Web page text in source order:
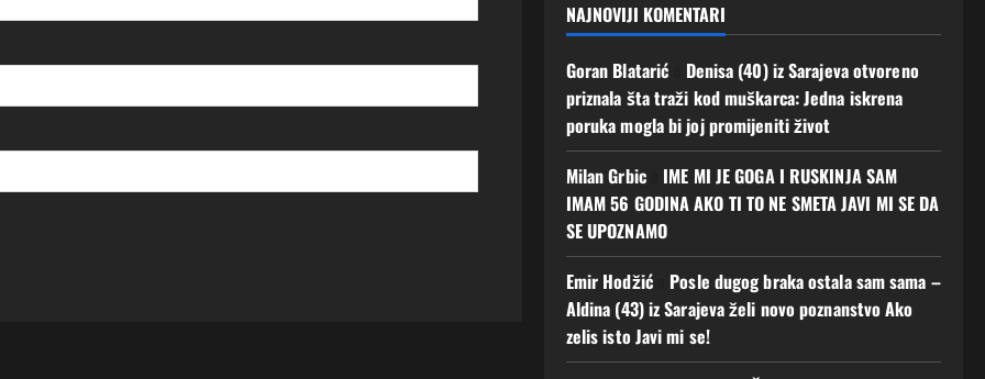
NAJNOVIJI KOMENTARI
Goran Blatarić
Denisa (40) iz Sarajeva otvoreno
priznala šta traži kod muškarca: Jedna iskrena
poruka mogla bi joj promijeniti život
Milan Grbico IME MI JE GOGA I RUSKINJA SAM
IMAM 56 GODINA AKO TI TO NE SMETA JAVI MI SE DA
SE UPOZNAMO
Emir Hodžićo Posle dugog braka ostala sam sama –
Aldina (43) iz Sarajeva želi novo poznanstvo Ako
zelis isto Javi mi se!